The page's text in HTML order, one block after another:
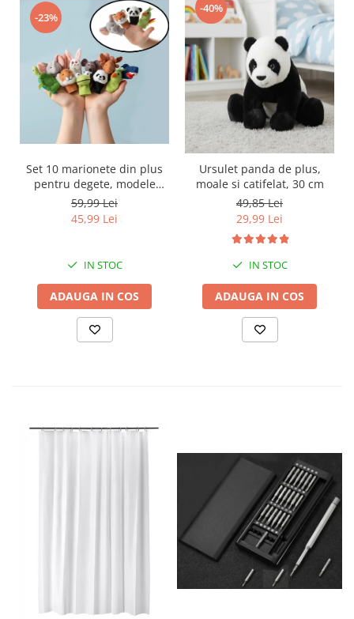
-23%
Set 10 marionete din plus
pentru degete, modele
animalute, 3 ani +
59,99 Lei
45,99 Lei
IN STOC
ADAUGA IN COS
-40%
Ursulet panda de plus,
moale si catifelat, 30 cm
49,85 Lei
29,99 Lei
IN STOC
ADAUGA IN COS